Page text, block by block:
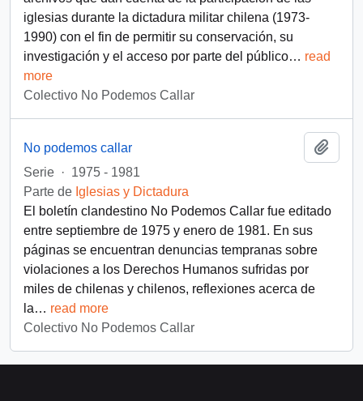
iglesias durante la dictadura militar chilena (1973-
1990) con el fin de permitir su conservación, su
investigación y el acceso por parte del público… read
more
Colectivo No Podemos Callar
No podemos callar
Serie · 1975 - 1981
Parte de Iglesias y Dictadura
El boletín clandestino No Podemos Callar fue editado
entre septiembre de 1975 y enero de 1981. En sus
páginas se encuentran denuncias tempranas sobre
violaciones a los Derechos Humanos sufridas por
miles de chilenas y chilenos, reflexiones acerca de
la… read more
Colectivo No Podemos Callar